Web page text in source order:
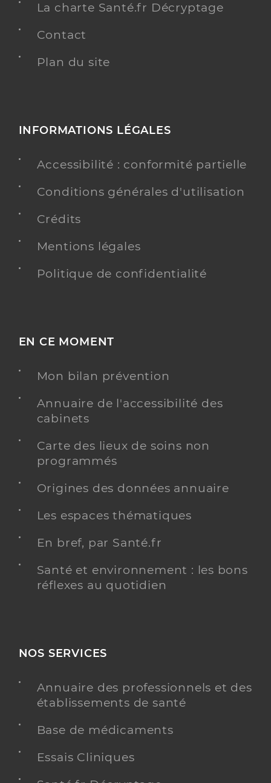
La charte Santé.fr Décryptage
Contact
Plan du site
INFORMATIONS LÉGALES
Accessibilité : conformité partielle
Conditions générales d'utilisation
Crédits
Mentions légales
Politique de confidentialité
EN CE MOMENT
Mon bilan prévention
Annuaire de l'accessibilité des
cabinets
Carte des lieux de soins non
programmés
Origines des données annuaire
Les espaces thématiques
En bref, par Santé.fr
Santé et environnement : les bons
réflexes au quotidien
NOS SERVICES
Annuaire des professionnels et des
établissements de santé
Base de médicaments
Essais Cliniques